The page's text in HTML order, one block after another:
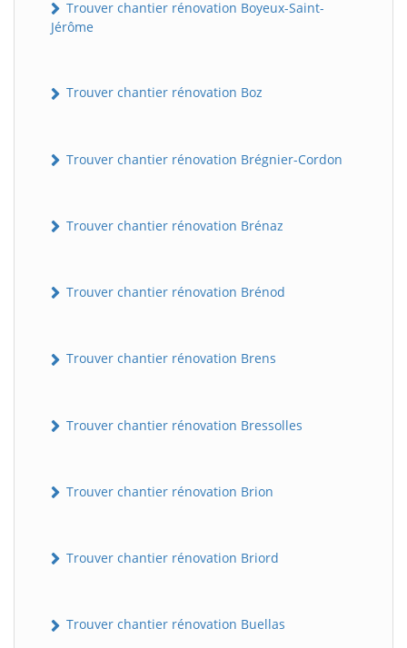
Trouver chantier rénovation Boyeux-Saint-
Jérôme
Trouver chantier rénovation Boz
Trouver chantier rénovation Brégnier-Cordon
Trouver chantier rénovation Brénaz
Trouver chantier rénovation Brénod
Trouver chantier rénovation Brens
Trouver chantier rénovation Bressolles
Trouver chantier rénovation Brion
Trouver chantier rénovation Briord
Trouver chantier rénovation Buellas